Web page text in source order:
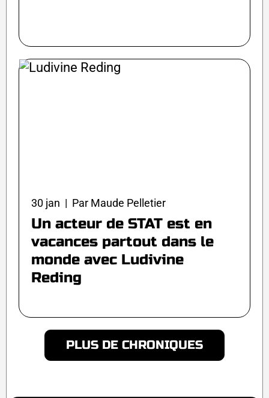
30 jan | Par Maude Pelletier
Un acteur de STAT est en
vacances partout dans le
monde avec Ludivine
Reding
PLUS DE CHRONIQUES